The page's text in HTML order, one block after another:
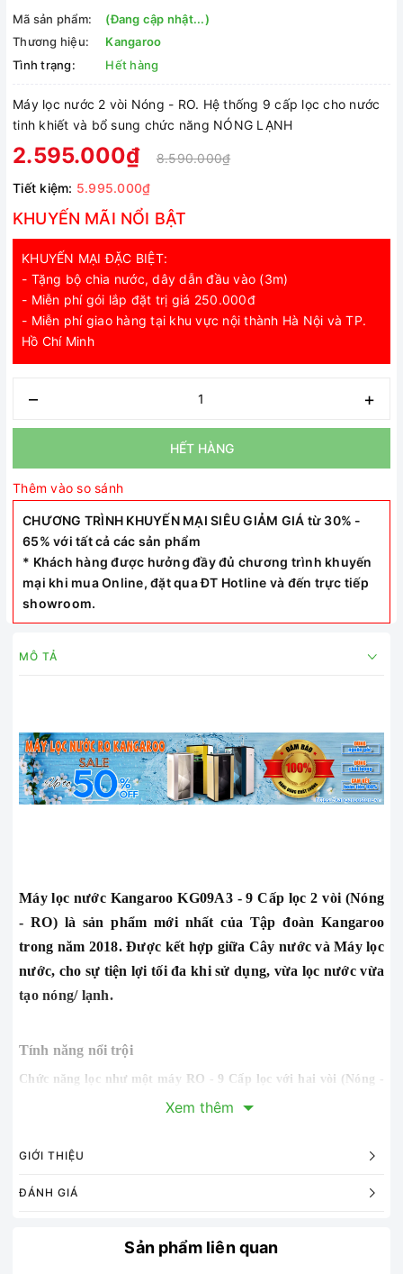
Mã sản phẩm:
(Đang cập nhật...)
Thương hiệu:
Kangaroo
Tình trạng:
Hết hàng
Máy lọc nước 2 vòi Nóng - RO. Hệ thống 9 cấp lọc cho nước
tinh khiết và bổ sung chức năng NÓNG LẠNH
2.595.000₫
8.590.000₫
Tiết kiệm: 5.995.000₫
KHUYẾN MÃI NỔI BẬT
KHUYẾN MẠI ĐẶC BIỆT:
- Tặng bộ chia nước, dây dẫn đầu vào (3m)
- Miễn phí gói lắp đặt trị giá 250.000đ
- Miễn phí giao hàng tại khu vực nội thành Hà Nội và TP.
Hồ Chí Minh
– +
HẾT HÀNG
Thêm vào so sánh
CHƯƠNG TRÌNH KHUYẾN MẠI SIÊU GIẢM GIÁ từ 30% -
65% với tất cả các sản phẩm
* Khách hàng được hưởng đầy đủ chương trình khuyến
mại khi mua Online, đặt qua ĐT Hotline và đến trực tiếp
showroom.
MÔ TẢ
Máy lọc nước Kangaroo KG09A3 - 9 Cấp lọc 2 vòi (Nóng
- RO) là sản phẩm mới nhất của Tập đoàn Kangaroo
trong năm 2018. Được kết hợp giữa Cây nước và Máy lọc
nước, cho sự tiện lợi tối đa khi sử dụng, vừa lọc nước vừa
tạo nóng/ lạnh.
Tính năng nổi trội
Chức năng lọc như một máy RO - 9 Cấp lọc với hai vòi (Nóng -
- Làm mềm nước, cân bằng độ PH
các loại khoáng chất cần thiết cho cơ thể vào trong nước
Xem thêm
GIỚI THIỆU
ĐÁNH GIÁ
Sản phẩm liên quan